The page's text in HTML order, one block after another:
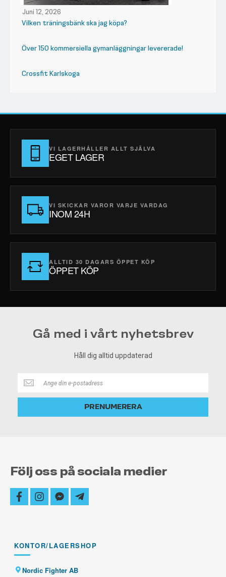
Juni 12, 2026
Vilken träningsbänk ska jag köpa?
Över 150 kommersiella gymanläggningar levererade!
Crossfit Karlskoga
VI LAGERHÅLLER ALLT SJÄLVA
EGET LAGER
VI SKICKAR VAROR VARJE VARDAG
INOM 24H
ALLTID 30 DAGARS ÖPPET KÖP
ÖPPET KÖP
Gå med i vårt nyhetsbrev
Håll dig alltid uppdaterad
Håll
dig
alltid
PRENUMERERA
Följ oss på sociala medier
facebookinstagram
facebook-
messenger
telegram-
plane
KONTOR/LAGERSHOP
Nordic Fighter AB